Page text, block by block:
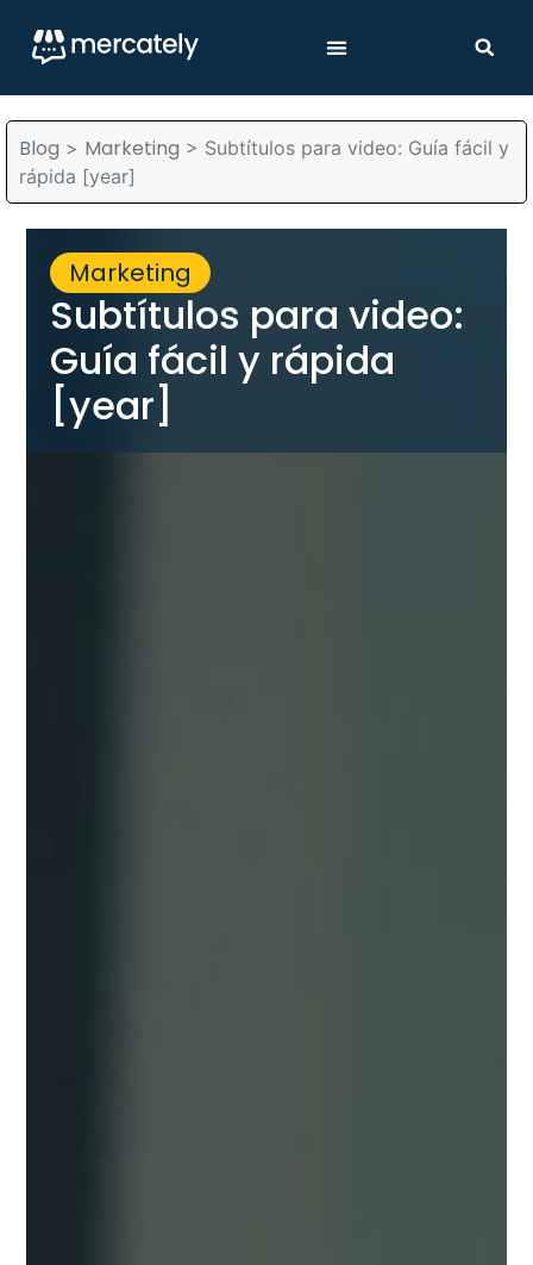
Blog > Marketing > Subtítulos para video: Guía fácil y
rápida [year]
Marketing
Subtítulos para video:
Guía fácil y rápida
[year]